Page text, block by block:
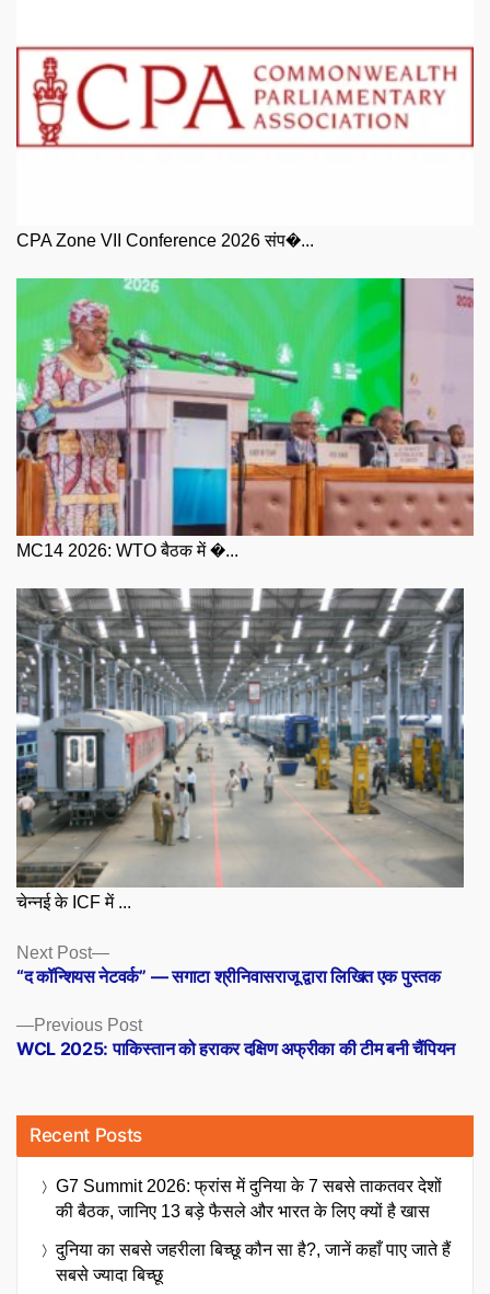
CPA Zone VII Conference 2026 संप�...
MC14 2026: WTO बैठक में �...
चेन्नई के ICF में ...
Posts
navigation
Previous PostPrevious
post:
WCL 2025: पाकिस्तान को हराकर दक्षिण अफ्रीका की टीम बनी चैंपियन
Next Post
Next
post:
“द कॉन्शियस नेटवर्क” — सगाटा श्रीनिवासराजू द्वारा लिखित एक पुस्तक
Recent Posts
G7 Summit 2026: फ्रांस में दुनिया के 7 सबसे ताकतवर देशों
की बैठक, जानिए 13 बड़े फैसले और भारत के लिए क्यों है खास
दुनिया का सबसे जहरीला बिच्छू कौन सा है?, जानें कहाँ पाए जाते हैं
सबसे ज्यादा बिच्छू